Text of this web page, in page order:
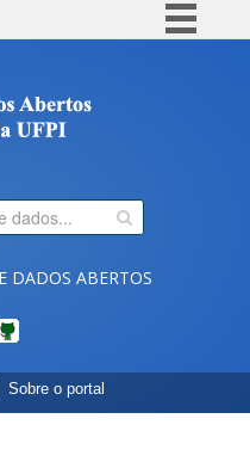
Comunica BR
Participe
Legislação
DADOS ABERTOS
Sobre o portal